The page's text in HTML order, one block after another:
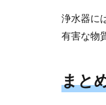
浄水器に
有害な物
まと